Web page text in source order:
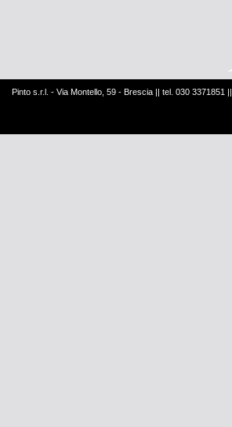
Pinto s.r.l. - Via Montello, 59 - Brescia || tel. 030 3371851 ||